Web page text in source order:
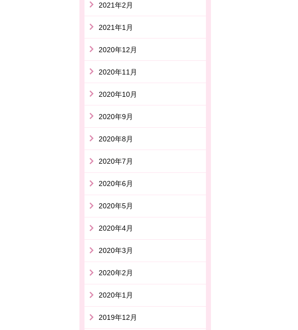
2021年2月
2021年1月
2020年12月
2020年11月
2020年10月
2020年9月
2020年8月
2020年7月
2020年6月
2020年5月
2020年4月
2020年3月
2020年2月
2020年1月
2019年12月